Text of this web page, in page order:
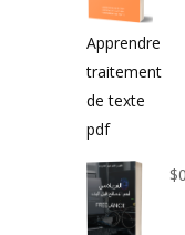
Apprendre
traitement
de texte
pdf
$